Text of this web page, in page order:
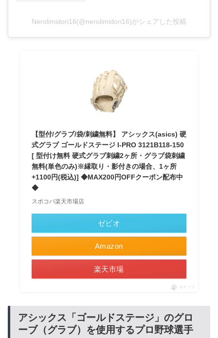
Nerolimidori16(@nerolimidori16)がシェアした投稿
【型付/グラブ/袋/刺繍無料】 アシックス(asics) 硬
式グラブ ゴールドステージ I-PRO 3121B118-150
[ 型付け無料 硬式グラブ刺繍2ヶ所・グラブ袋刺繍
無料(単色のみ)※縁取り・影付きの場合、1ヶ所
+1100円(税込)] ◆MAX200円OFFクーポン配布中
◆
スポコバ楽天市場店
Amazon
楽天市場
ゼビオ
ポチップ
アシックス「ゴールドステージ」のグロ
ーブ（グラブ）を使用するプロ野球選手